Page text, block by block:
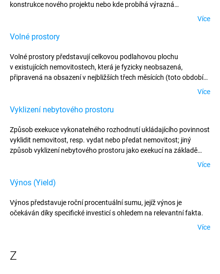
konstrukce nového projektu nebo kde probíhá výrazná
Více
Volné prostory
Volné prostory představují celkovou podlahovou plochu
v existujících nemovitostech, která je fyzicky neobsazená,
připravená na obsazení v nejbližších třech měsících (toto období
Více
Vyklizení nebytového prostoru
Způsob exekuce vykonatelného rozhodnutí ukládajícího povinnost
vyklidit nemovitost, resp. vydat nebo předat nemovitost; jiný
způsob vyklizení nebytového prostoru jako exekucí na základě
Více
Výnos (Yield)
Výnos představuje roční procentuální sumu, jejíž výnos je
očekáván díky specifické investicí s ohledem na relevantní fakta.
Více
Z